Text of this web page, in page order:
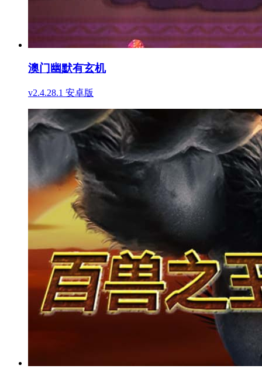
澳门幽默有玄机
v2.4.28.1 安卓版